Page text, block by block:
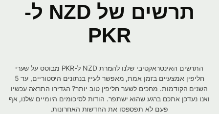
תרשים של NZD ל-
PKR
התרשים האינטראקטיבי שלנו להמרת NZD ל-PKR מבוסס על שערי
חליפין אמצעיים בזמן אמת, מאפשר לעיין בנתונים היסטוריים, עד 5
השנים הקודמות. מחכים לשער חליפין טוב יותר? הגדירו התראה עכשיו
ואנו נעדכן אתכם ברגע שהוא ישתפר. הודות לסיכומים היומיים שלנו, אף
פעם לא תפספסו את החדשות האחרונות.